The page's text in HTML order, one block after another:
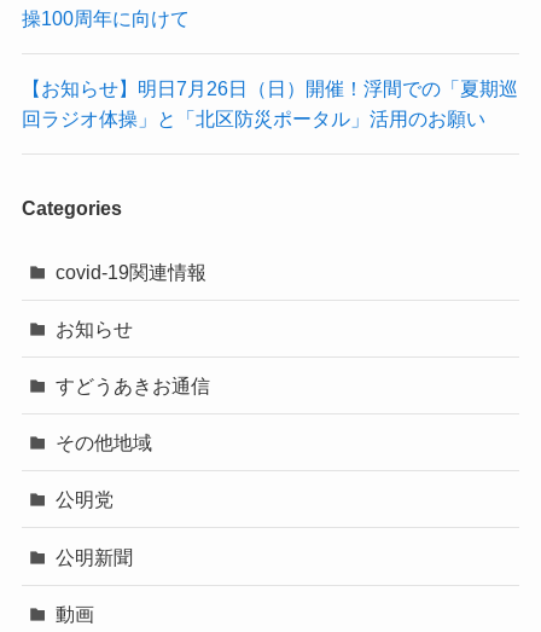
操100周年に向けて
【お知らせ】明日7月26日（日）開催！浮間での「夏期巡
回ラジオ体操」と「北区防災ポータル」活用のお願い
Categories
covid-19関連情報
お知らせ
すどうあきお通信
その他地域
公明党
公明新聞
動画